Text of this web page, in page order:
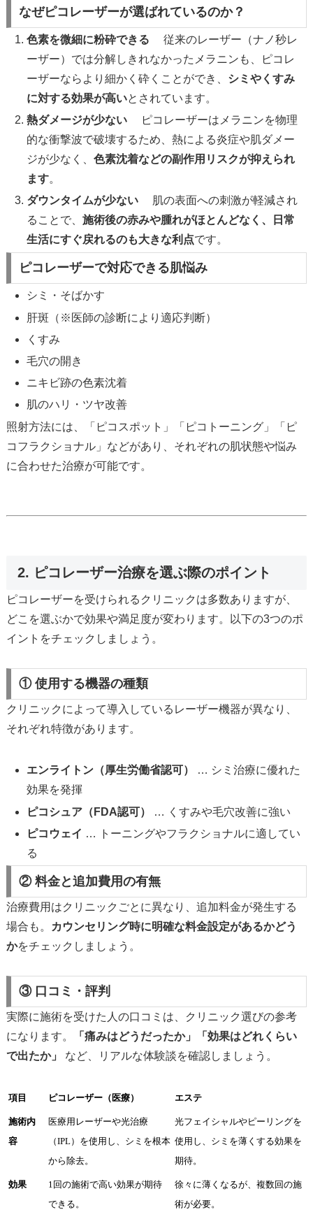
なぜピコレーザーが選ばれているのか？
色素を微細に粉砕できる 従来のレーザー（ナノ秒レ
ーザー）では分解しきれなかったメラニンも、ピコレ
ーザーならより細かく砕くことができ、 シミやくすみ
に対する効果が高いとされています。
熱ダメージが少ない ピコレーザーはメラニンを物理
的な衝撃波で破壊するため、熱による炎症や肌ダメー
ジが少なく、色素沈着などの副作用リスクが抑えられ
ます。
ダウンタイムが少ない 肌の表面への刺激が軽減され
ることで、施術後の赤みや腫れがほとんどなく、日常
生活にすぐ戻れるのも大きな利点です。
ピコレーザーで対応できる肌悩み
シミ・そばかす
肝斑（※医師の診断により適応判断）
くすみ
毛穴の開き
ニキビ跡の色素沈着
肌のハリ・ツヤ改善
照射方法には、「ピコスポット」「ピコトーニング」「ピ
コフラクショナル」などがあり、それぞれの肌状態や悩み
に合わせた治療が可能です。
2. ピコレーザー治療を選ぶ際のポイント
ピコレーザーを受けられるクリニックは多数ありますが、
どこを選ぶかで効果や満足度が変わります。以下の3つのポ
イントをチェックしましょう。
① 使用する機器の種類
クリニックによって導入しているレーザー機器が異なり、
それぞれ特徴があります。
エンライトン（厚生労働省認可）
… シミ治療に優れた
効果を発揮
ピコシュア（FDA認可）
… くすみや毛穴改善に強い
ピコウェイ … トーニングやフラクショナルに適してい
る
② 料金と追加費用の有無
治療費用はクリニックごとに異なり、追加料金が発生する
場合も。
カウンセリング時に明確な料金設定があるかどう
かをチェックしましょう。
③ 口コミ・評判
実際に施術を受けた人の口コミは、クリニック選びの参考
になります。
「痛みはどうだったか」「効果はどれくらい
で出たか」
など、リアルな体験談を確認しましょう。
項目 ピコレーザー（医療） エステ
施術内
容
医療用レーザーや光治療
（IPL）を使用し、シミを根本
から除去。
光フェイシャルやピーリングを
使用し、シミを薄くする効果を
期待。
効果
1回の施術で高い効果が期待
できる。
徐々に薄くなるが、複数回の施
術が必要。